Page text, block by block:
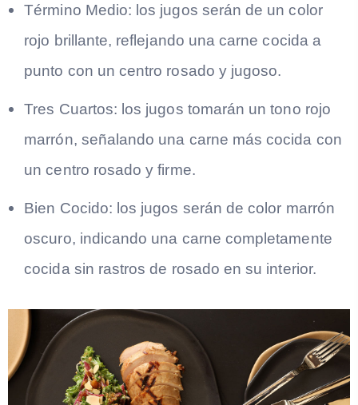
Término Medio: los jugos serán de un color
rojo brillante, reflejando una carne cocida a
punto con un centro rosado y jugoso.
Tres Cuartos: los jugos tomarán un tono rojo
marrón, señalando una carne más cocida con
un centro rosado y firme.
Bien Cocido: los jugos serán de color marrón
oscuro, indicando una carne completamente
cocida sin rastros de rosado en su interior.